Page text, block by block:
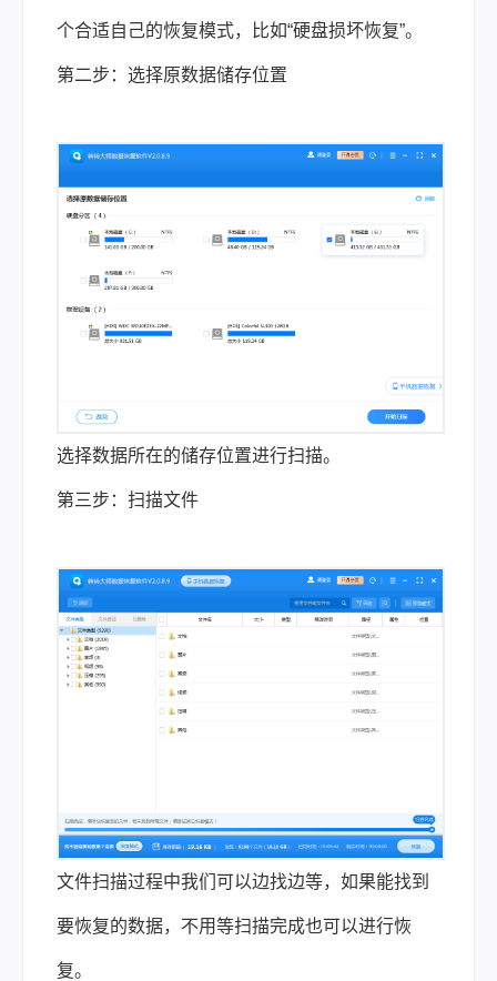
个合适自己的恢复模式，比如“硬盘损坏恢复”。
第二步：选择原数据储存位置
选择数据所在的储存位置进行扫描。
第三步：扫描文件
文件扫描过程中我们可以边找边等，如果能找到
要恢复的数据，不用等扫描完成也可以进行恢
复。